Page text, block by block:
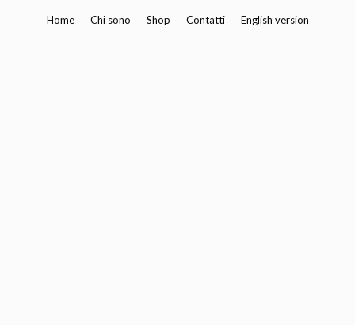
Home Chi sono Shop Contatti English version